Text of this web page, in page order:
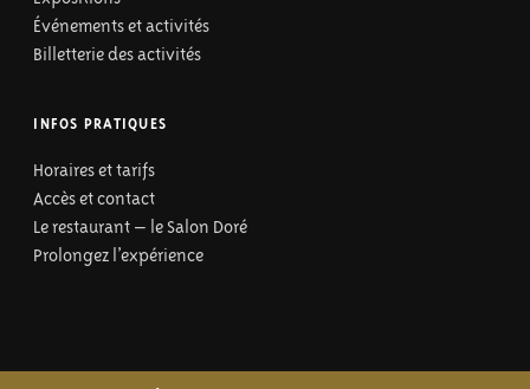
Événements et activités
Billetterie des activités
INFOS PRATIQUES
Horaires et tarifs
Accès et contact
Le restaurant – le Salon Doré
Prolongez l’expérience